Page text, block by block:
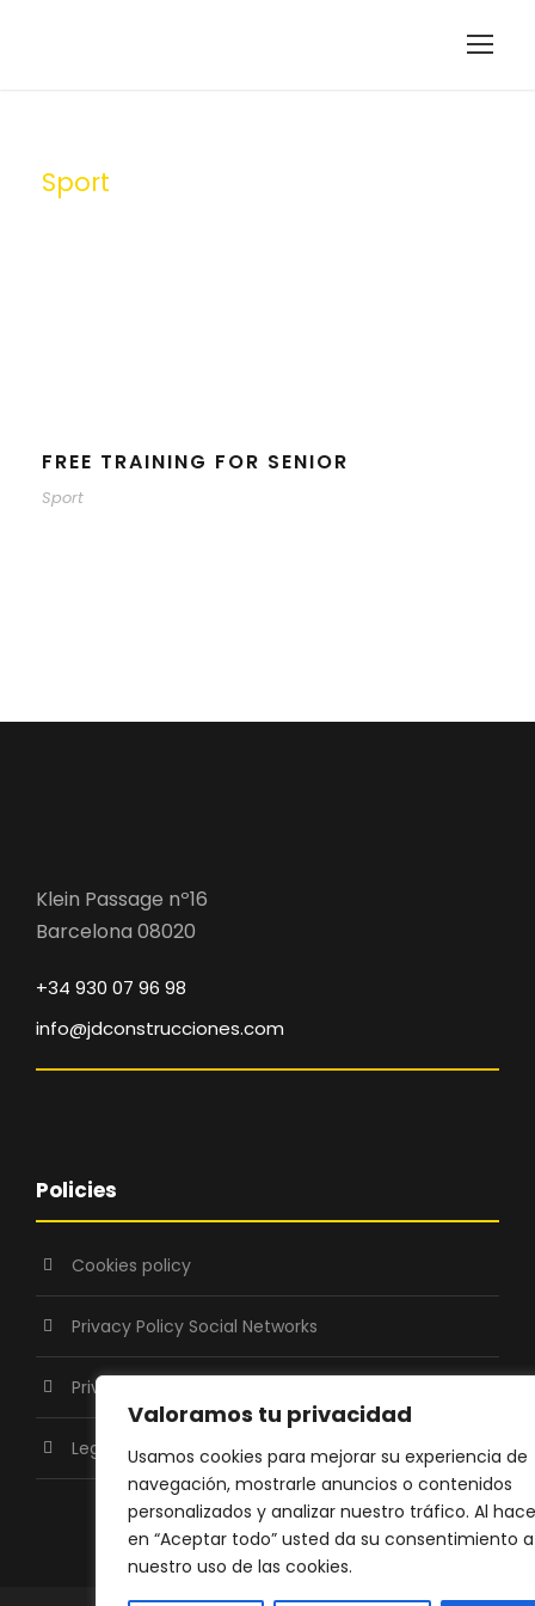
Valoramos tu privacidad
Usamos cookies para mejorar su experiencia de
navegación, mostrarle anuncios o contenidos
personalizados y analizar nuestro tráfico. Al
en “Aceptar todo” usted da su consentimiento a
nuestro uso de las cookies.
Sport
FREE TRAINING FOR SENIOR
Sport
Klein Passage nº16
Barcelona 08020
+34 930 07 96 98
info@jdconstrucciones.com
Policies
Cookies policy
Privacy Policy Social Networks
Privacy Policy
Legal warning